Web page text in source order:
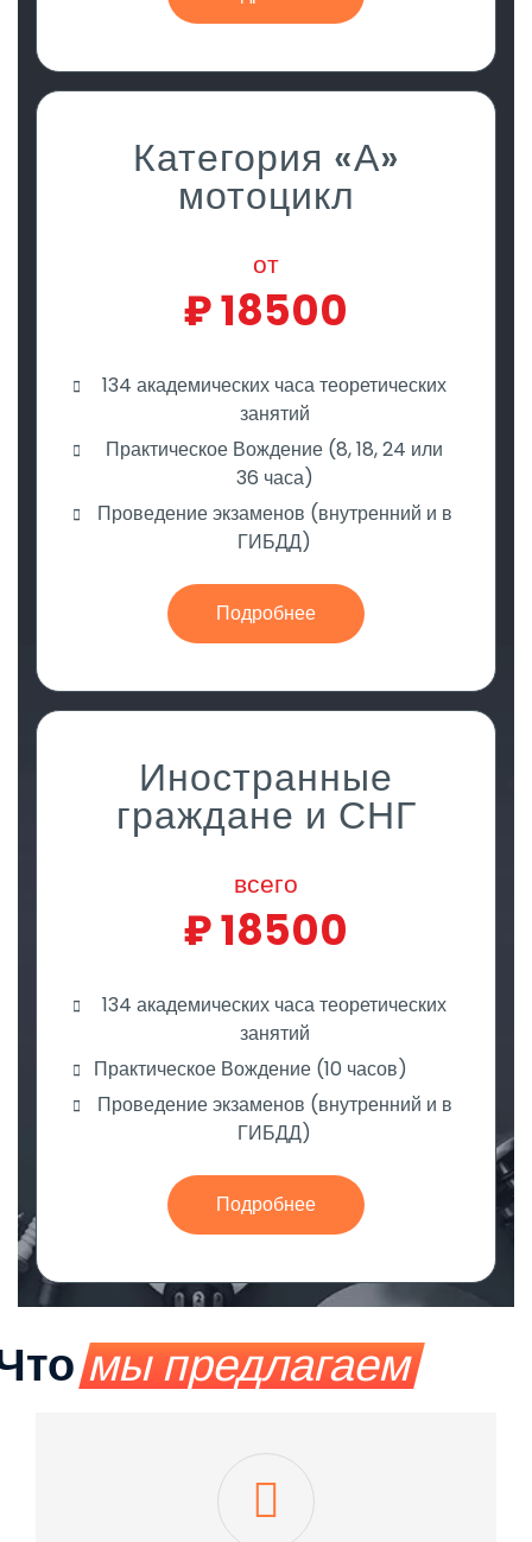
Категория «А»
мотоцикл
от
₽18500
134 академических часа теоретических
занятий
Практическое Вождение (8, 18, 24 или
36 часа)
Проведение экзаменов (внутренний и в
ГИБДД)
Подробнее
Иностранные
граждане и СНГ
всего
₽18500
134 академических часа теоретических
занятий
Практическое Вождение (10 часов)
Проведение экзаменов (внутренний и в
ГИБДД)
Подробнее
мы предлагаем